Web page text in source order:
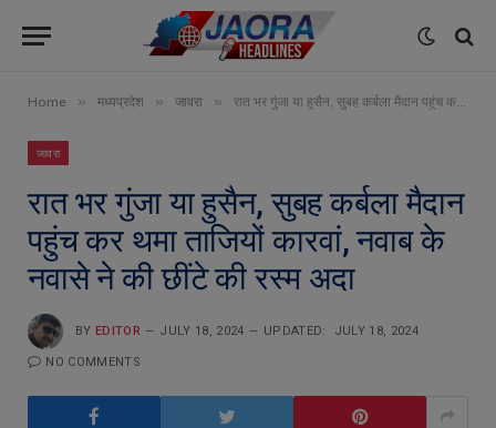
Home » मध्यप्रदेश » जावरा » रात भर गुंजा या हुसैन, सुबह कर्बला मैदान पहुंच कर थमा ताजियों कारवां, नवाब के नवासे ने की छींटे की रस्म अदा
जावरा
रात भर गुंजा या हुसैन, सुबह कर्बला मैदान
पहुंच कर थमा ताजियों कारवां, नवाब के
नवासे ने की छींटे की रस्म अदा
BY EDITOR JULY 18, 2024 UPDATED: JULY 18, 2024
NO COMMENTS